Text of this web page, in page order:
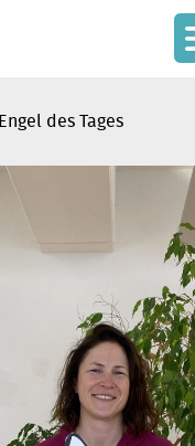
Engel des Tages